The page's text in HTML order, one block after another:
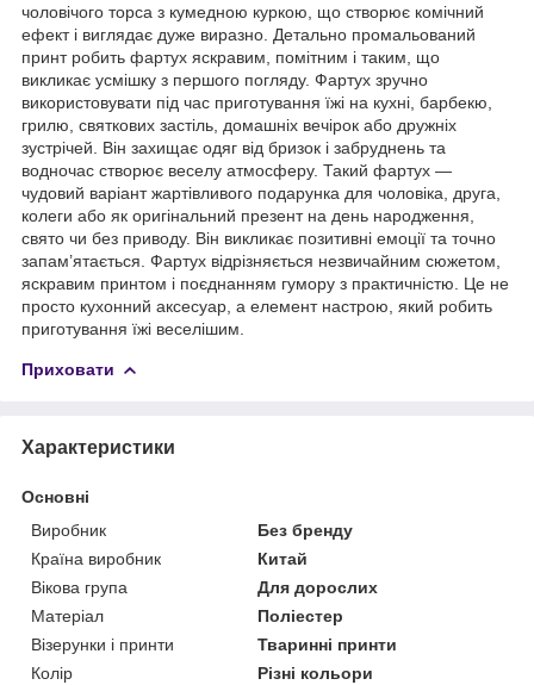
чоловічого торса з кумедною куркою, що створює комічний
ефект і виглядає дуже виразно. Детально промальований
принт робить фартух яскравим, помітним і таким, що
викликає усмішку з першого погляду. Фартух зручно
використовувати під час приготування їжі на кухні, барбекю,
грилю, святкових застіль, домашніх вечірок або дружніх
зустрічей. Він захищає одяг від бризок і забруднень та
водночас створює веселу атмосферу. Такий фартух —
чудовий варіант жартівливого подарунка для чоловіка, друга,
колеги або як оригінальний презент на день народження,
свято чи без приводу. Він викликає позитивні емоції та точно
запам’ятається. Фартух відрізняється незвичайним сюжетом,
яскравим принтом і поєднанням гумору з практичністю. Це не
просто кухонний аксесуар, а елемент настрою, який робить
приготування їжі веселішим.
Приховати
Характеристики
Основні
Виробник
Без бренду
Країна виробник
Китай
Вікова група
Для дорослих
Матеріал
Поліестер
Візерунки і принти
Тваринні принти
Колір
Різні кольори